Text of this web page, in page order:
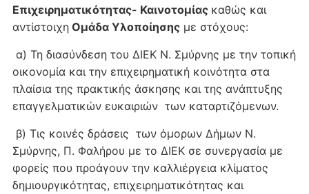
Επιχειρηματικότητας- Καινοτομίας καθώς και
αντίστοιχηΟμάδα Υλοποίησηςμε στόχους:
α) Τη διασύνδεση του ΔΙΕΚ Ν. Σμύρνης με την τοπική
οικονομία και την επιχειρηματική κοινότητα στα
πλαίσια της πρακτικής άσκησης και της ανάπτυξης
επαγγελματικών ευκαιριών των καταρτιζόμενων.
β) Τις κοινές δράσεις των όμορων Δήμων Ν.
Σμύρνης, Π. Φαλήρου με το ΔΙΕΚ σε συνεργασία με
φορείς που προάγουν την καλλιέργεια κλίματος
δημιουργικότητας, επιχειρηματικότητας και